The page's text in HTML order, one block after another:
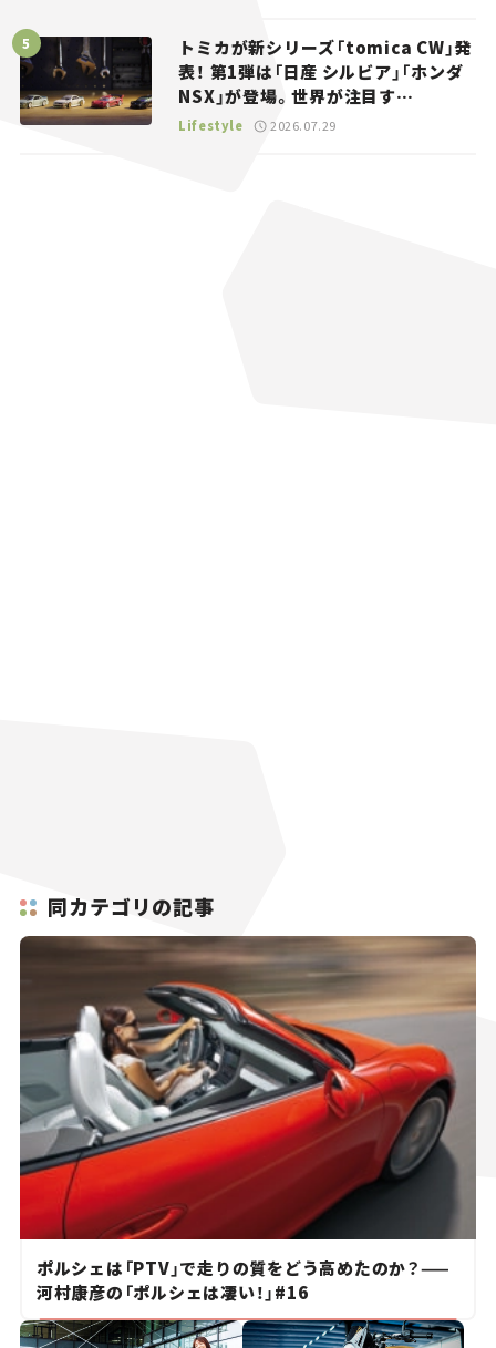
トミカが新シリーズ「tomica CW」発
表！ 第1弾は「日産 シルビア」「ホンダ
NSX」が登場。世界が注目す
る“JDM”に焦点【クルマとホビー】
Lifestyle 2026.07.29
同カテゴリの記事
ポルシェは「PTV」で走りの質をどう高めたのか？——
河村康彦の「ポルシェは凄い！」#16